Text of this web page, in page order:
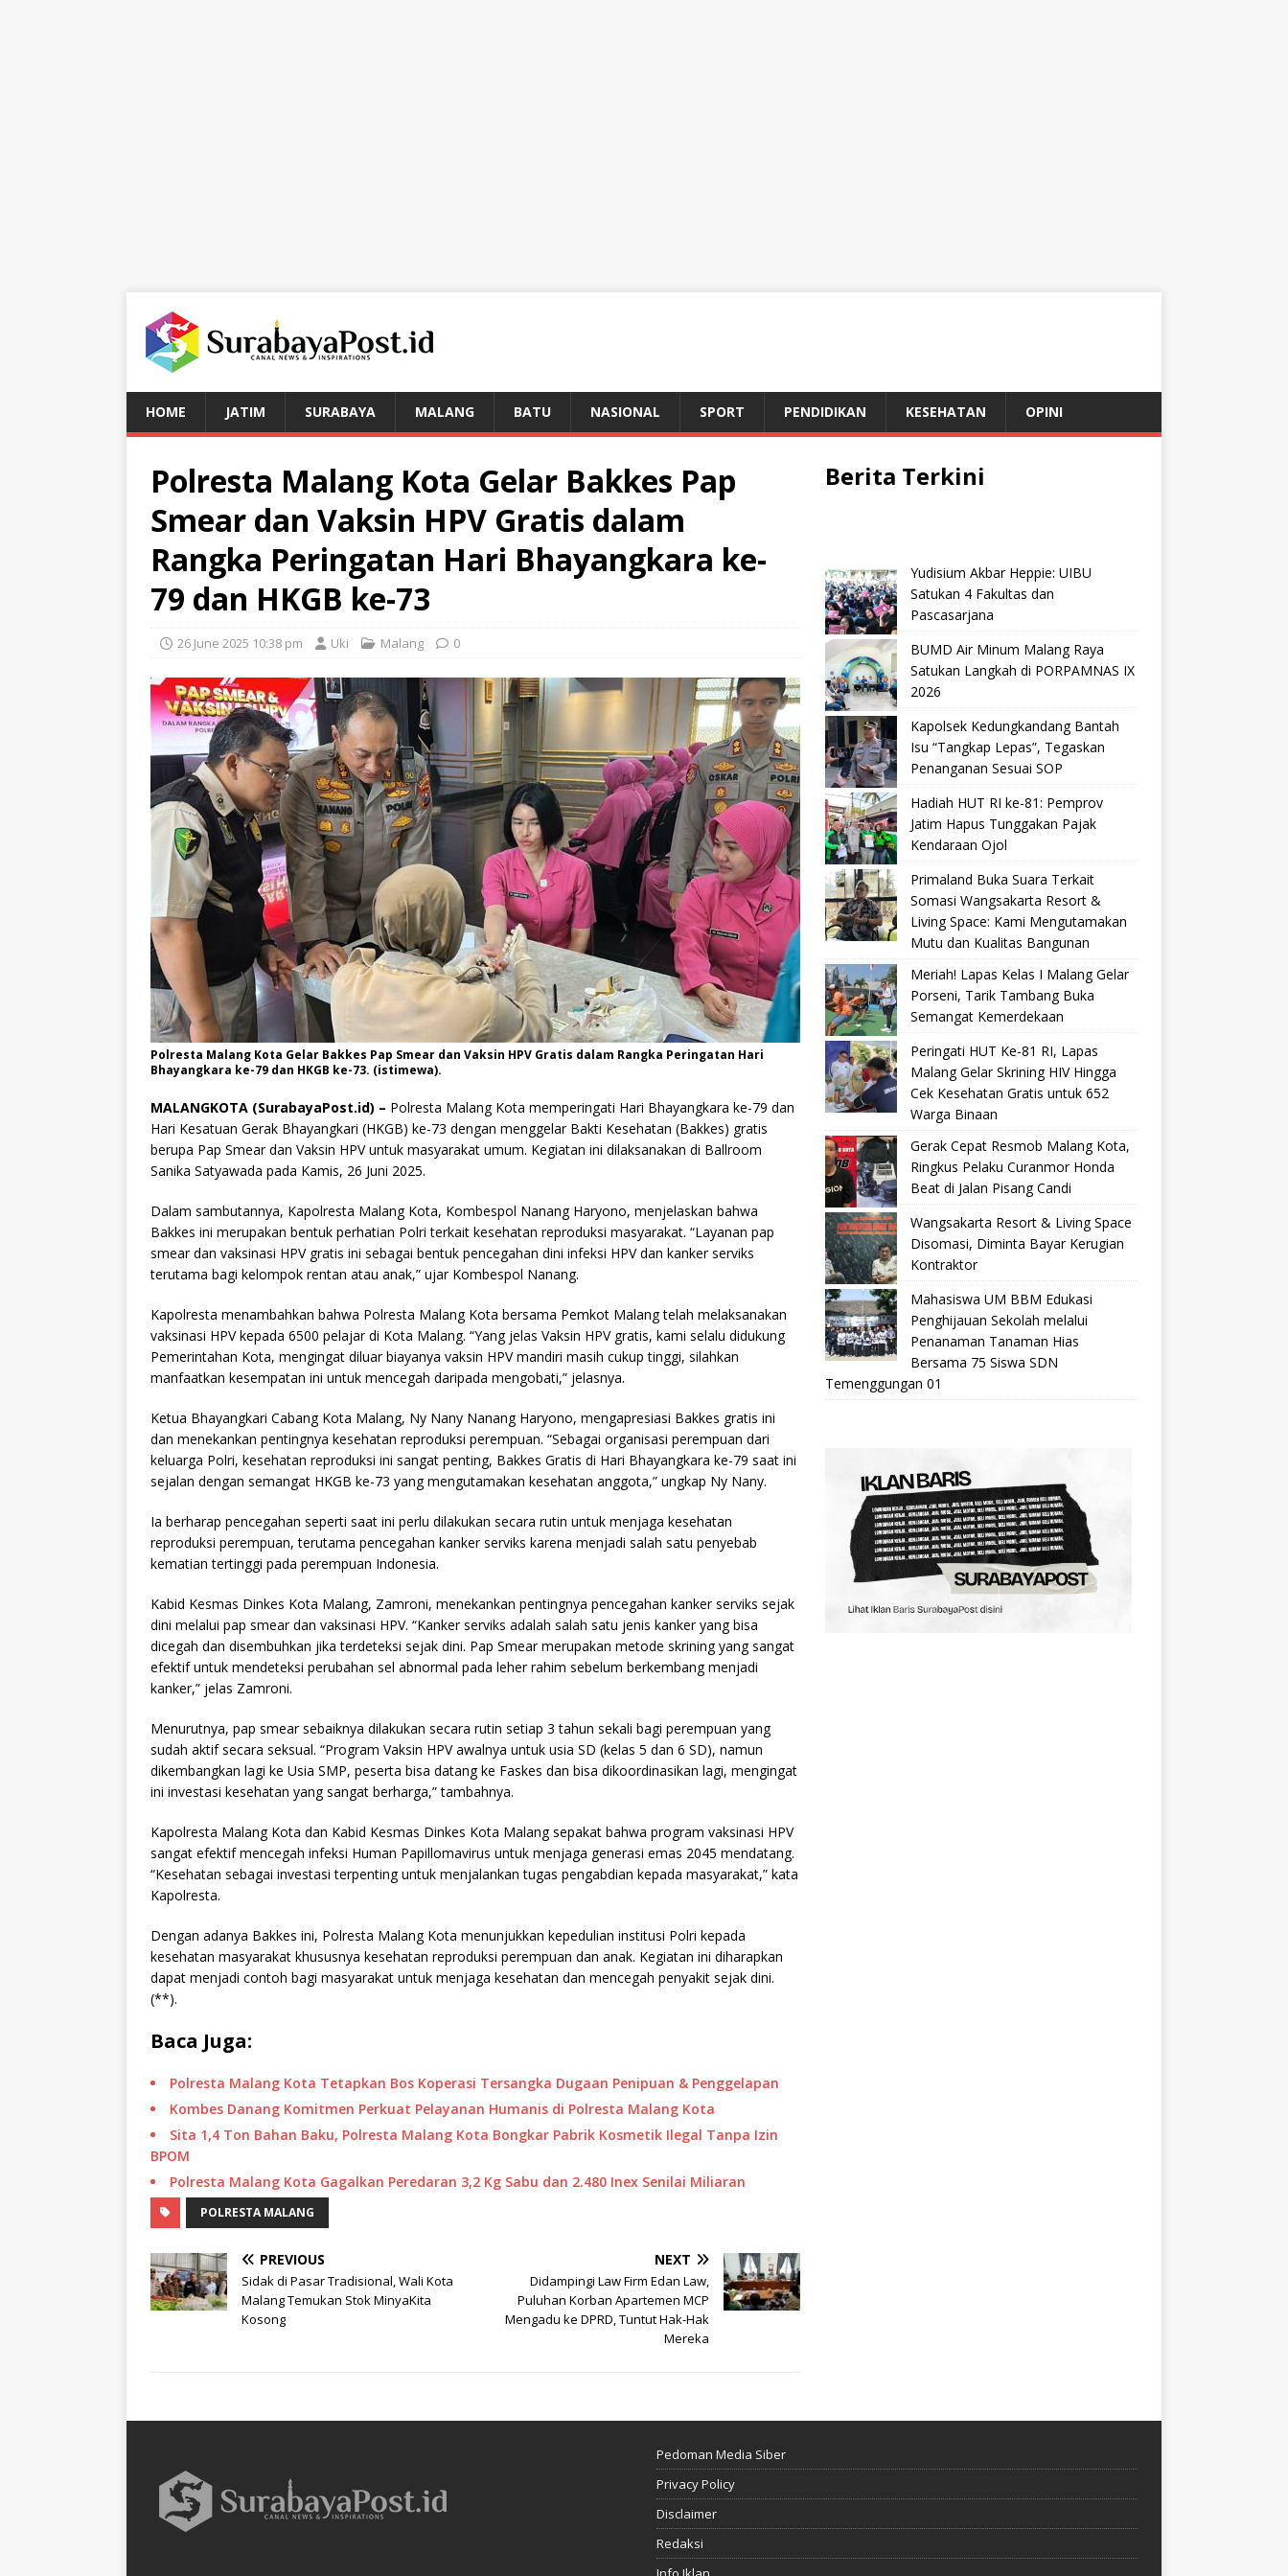
HOME JATIM SURABAYA MALANG BATU NASIONAL SPORT PENDIDIKAN KESEHATAN OPINI
Polresta Malang Kota Gelar Bakkes Pap
Smear dan Vaksin HPV Gratis dalam
Rangka Peringatan Hari Bhayangkara ke-
79 dan HKGB ke-73
26 June 2025 10:38 pm Uki Malang 0
Polresta Malang Kota Gelar Bakkes Pap Smear dan Vaksin HPV Gratis dalam Rangka Peringatan Hari
Bhayangkara ke-79 dan HKGB ke-73. (istimewa).
MALANGKOTA (SurabayaPost.id) – Polresta Malang Kota memperingati Hari Bhayangkara ke-79 dan
Hari Kesatuan Gerak Bhayangkari (HKGB) ke-73 dengan menggelar Bakti Kesehatan (Bakkes) gratis
berupa Pap Smear dan Vaksin HPV untuk masyarakat umum. Kegiatan ini dilaksanakan di Ballroom
Sanika Satyawada pada Kamis, 26 Juni 2025.
Dalam sambutannya, Kapolresta Malang Kota, Kombespol Nanang Haryono, menjelaskan bahwa
Bakkes ini merupakan bentuk perhatian Polri terkait kesehatan reproduksi masyarakat. “Layanan pap
smear dan vaksinasi HPV gratis ini sebagai bentuk pencegahan dini infeksi HPV dan kanker serviks
terutama bagi kelompok rentan atau anak,” ujar Kombespol Nanang.
Kapolresta menambahkan bahwa Polresta Malang Kota bersama Pemkot Malang telah melaksanakan
vaksinasi HPV kepada 6500 pelajar di Kota Malang. “Yang jelas Vaksin HPV gratis, kami selalu didukung
Pemerintahan Kota, mengingat diluar biayanya vaksin HPV mandiri masih cukup tinggi, silahkan
manfaatkan kesempatan ini untuk mencegah daripada mengobati,” jelasnya.
Ketua Bhayangkari Cabang Kota Malang, Ny Nany Nanang Haryono, mengapresiasi Bakkes gratis ini
dan menekankan pentingnya kesehatan reproduksi perempuan. “Sebagai organisasi perempuan dari
keluarga Polri, kesehatan reproduksi ini sangat penting, Bakkes Gratis di Hari Bhayangkara ke-79 saat ini
sejalan dengan semangat HKGB ke-73 yang mengutamakan kesehatan anggota,” ungkap Ny Nany.
Ia berharap pencegahan seperti saat ini perlu dilakukan secara rutin untuk menjaga kesehatan
reproduksi perempuan, terutama pencegahan kanker serviks karena menjadi salah satu penyebab
kematian tertinggi pada perempuan Indonesia.
Kabid Kesmas Dinkes Kota Malang, Zamroni, menekankan pentingnya pencegahan kanker serviks sejak
dini melalui pap smear dan vaksinasi HPV. “Kanker serviks adalah salah satu jenis kanker yang bisa
dicegah dan disembuhkan jika terdeteksi sejak dini. Pap Smear merupakan metode skrining yang sangat
efektif untuk mendeteksi perubahan sel abnormal pada leher rahim sebelum berkembang menjadi
kanker,” jelas Zamroni.
Menurutnya, pap smear sebaiknya dilakukan secara rutin setiap 3 tahun sekali bagi perempuan yang
sudah aktif secara seksual. “Program Vaksin HPV awalnya untuk usia SD (kelas 5 dan 6 SD), namun
dikembangkan lagi ke Usia SMP, peserta bisa datang ke Faskes dan bisa dikoordinasikan lagi, mengingat
ini investasi kesehatan yang sangat berharga,” tambahnya.
Kapolresta Malang Kota dan Kabid Kesmas Dinkes Kota Malang sepakat bahwa program vaksinasi HPV
sangat efektif mencegah infeksi Human Papillomavirus untuk menjaga generasi emas 2045 mendatang.
“Kesehatan sebagai investasi terpenting untuk menjalankan tugas pengabdian kepada masyarakat,” kata
Kapolresta.
Dengan adanya Bakkes ini, Polresta Malang Kota menunjukkan kepedulian institusi Polri kepada
kesehatan masyarakat khususnya kesehatan reproduksi perempuan dan anak. Kegiatan ini diharapkan
dapat menjadi contoh bagi masyarakat untuk menjaga kesehatan dan mencegah penyakit sejak dini.
(**).
Baca Juga:
Polresta Malang Kota Tetapkan Bos Koperasi Tersangka Dugaan Penipuan & Penggelapan
Kombes Danang Komitmen Perkuat Pelayanan Humanis di Polresta Malang Kota
Sita 1,4 Ton Bahan Baku, Polresta Malang Kota Bongkar Pabrik Kosmetik Ilegal Tanpa Izin
BPOM
Polresta Malang Kota Gagalkan Peredaran 3,2 Kg Sabu dan 2.480 Inex Senilai Miliaran
POLRESTA MALANG
PREVIOUS
Sidak di Pasar Tradisional, Wali Kota
Malang Temukan Stok MinyaKita
Kosong
NEXT
Didampingi Law Firm Edan Law,
Puluhan Korban Apartemen MCP
Mengadu ke DPRD, Tuntut Hak-Hak
Mereka
Berita Terkini
Yudisium Akbar Heppie: UIBU
Satukan 4 Fakultas dan
Pascasarjana
BUMD Air Minum Malang Raya
Satukan Langkah di PORPAMNAS IX
2026
Kapolsek Kedungkandang Bantah
Isu “Tangkap Lepas”, Tegaskan
Penanganan Sesuai SOP
Hadiah HUT RI ke-81: Pemprov
Jatim Hapus Tunggakan Pajak
Kendaraan Ojol
Primaland Buka Suara Terkait
Somasi Wangsakarta Resort &
Living Space: Kami Mengutamakan
Mutu dan Kualitas Bangunan
Meriah! Lapas Kelas I Malang Gelar
Porseni, Tarik Tambang Buka
Semangat Kemerdekaan
Peringati HUT Ke-81 RI, Lapas
Malang Gelar Skrining HIV Hingga
Cek Kesehatan Gratis untuk 652
Warga Binaan
Gerak Cepat Resmob Malang Kota,
Ringkus Pelaku Curanmor Honda
Beat di Jalan Pisang Candi
Wangsakarta Resort & Living Space
Disomasi, Diminta Bayar Kerugian
Kontraktor
Mahasiswa UM BBM Edukasi
Penghijauan Sekolah melalui
Penanaman Tanaman Hias
Bersama 75 Siswa SDN
Temenggungan 01
Pedoman Media Siber
Privacy Policy
Disclaimer
Redaksi